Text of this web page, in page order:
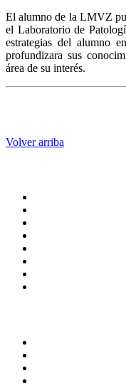
El alumno de la LMVZ
el Laboratorio de
estrategias del alumno
profundizara sus
área de su interés.
Volver arriba